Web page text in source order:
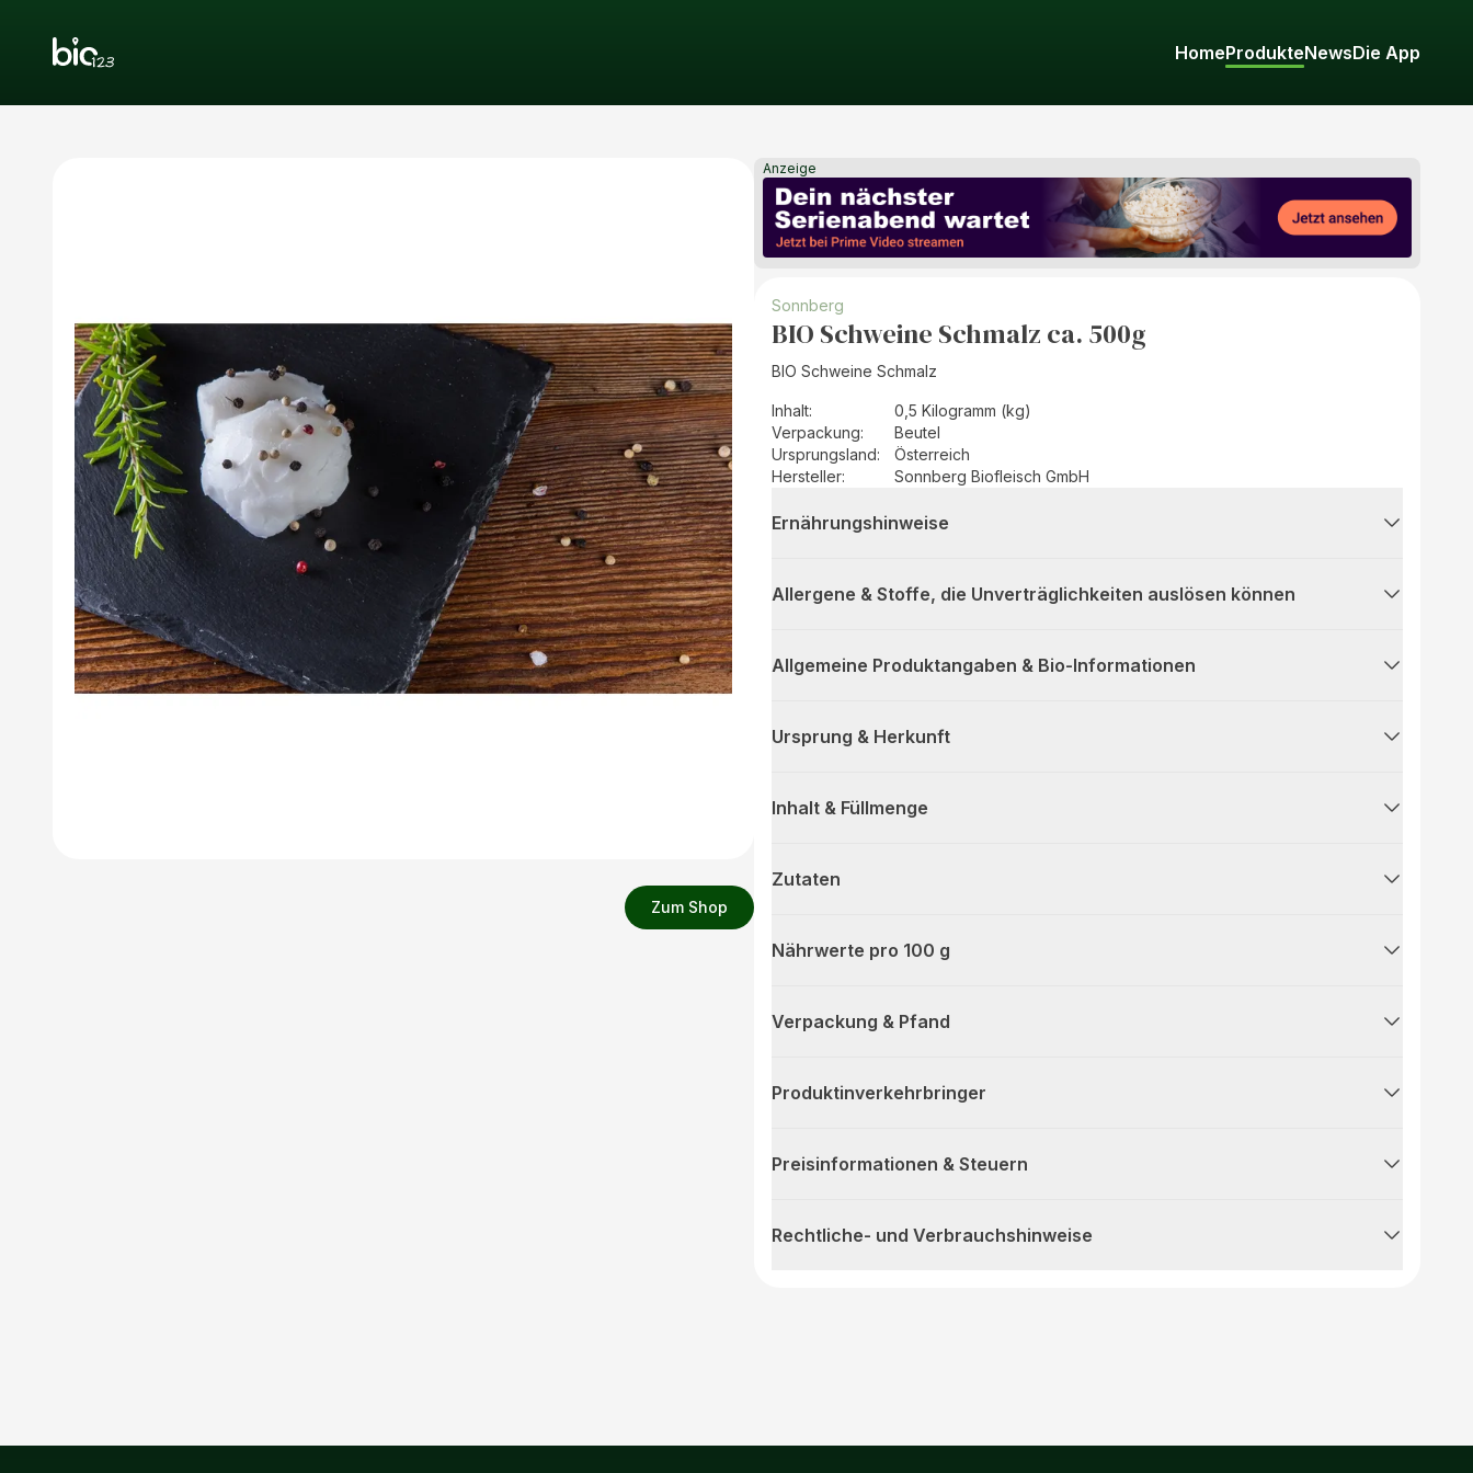
HomeProdukteNewsDie App
Zum Shop
Anzeige
Sonnberg
BIO Schweine Schmalz ca. 500g
BIO Schweine Schmalz
Inhalt:
0,5 Kilogramm (kg)
Verpackung:
Beutel
Ursprungsland:
Österreich
Hersteller: Sonnberg Biofleisch GmbH
Ernährungshinweise
Allergene & Stoffe, die Unverträglichkeiten auslösen können
Allgemeine Produktangaben & Bio-Informationen
Ursprung & Herkunft
Inhalt & Füllmenge
Zutaten
Nährwerte pro 100 g
Verpackung & Pfand
Produktinverkehrbringer
Preisinformationen & Steuern
Rechtliche- und Verbrauchshinweise